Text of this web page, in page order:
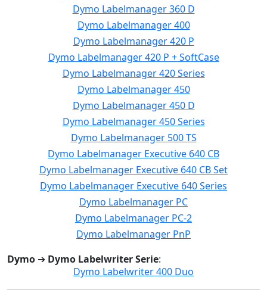
Dymo Labelmanager 360 D
Dymo Labelmanager 400
Dymo Labelmanager 420 P
Dymo Labelmanager 420 P + SoftCase
Dymo Labelmanager 420 Series
Dymo Labelmanager 450
Dymo Labelmanager 450 D
Dymo Labelmanager 450 Series
Dymo Labelmanager 500 TS
Dymo Labelmanager Executive 640 CB
Dymo Labelmanager Executive 640 CB Set
Dymo Labelmanager Executive 640 Series
Dymo Labelmanager PC
Dymo Labelmanager PC-2
Dymo Labelmanager PnP
Dymo ➔ Dymo Labelwriter Serie:
Dymo Labelwriter 400 Duo